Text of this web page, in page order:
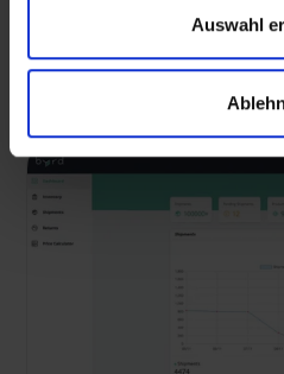
Auswahl
PlentyONE-Setup, Deine
operativen